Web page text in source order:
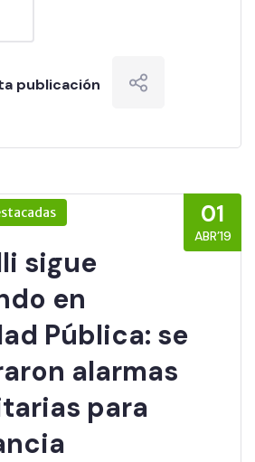
publicación
01
ABR’19
sigue
en
Pública: se
alarmas
para